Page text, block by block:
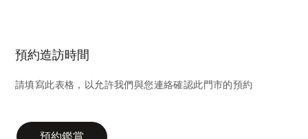
預約造訪時間
請填寫此表格，以允許我們與您連絡確認此門市的預約